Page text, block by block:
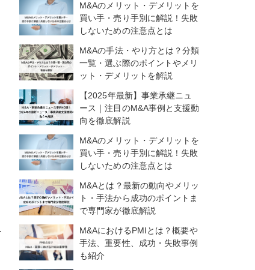
M&Aのメリット・デメリットを
買い手・売り手別に解説！失敗
しないための注意点とは
M&Aの手法・やり方とは？分類
一覧・選ぶ際のポイントやメリ
ット・デメリットを解説
【2025年最新】事業承継ニュ
ース｜注目のM&A事例と支援動
向を徹底解説
M&Aのメリット・デメリットを
買い手・売り手別に解説！失敗
しないための注意点とは
M&Aとは？最新の動向やメリッ
ト・手法から成功のポイントま
で専門家が徹底解説
M&AにおけるPMIとは？概要や
手法、重要性、成功・失敗事例
も紹介